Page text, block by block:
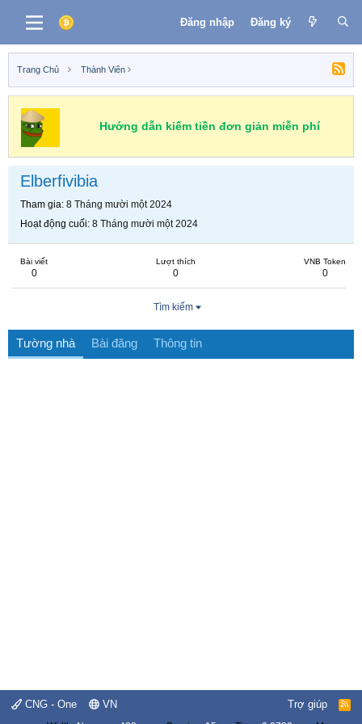
Đăng nhập Đăng ký
Trang Chủ Thành Viên
Hướng dẫn kiếm tiền đơn giản miễn phí
Elberfivibia
Tham gia 8 Tháng mười một 2024
Hoạt động cuối 8 Tháng mười một 2024
Bài viết
0
Lượt thích
0
VNB Token
0
Tìm kiếm
Tường nhà Bài đăng Thông tin
CNG - One VN Trợ giúp
R